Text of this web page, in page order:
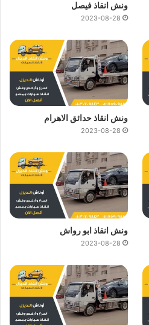
ونش انقاذ فيصل
2023-08-28
ونش انقاذ حدائق الاهرام
2023-08-28
ونش انقاذ ابو رواش
2023-08-28